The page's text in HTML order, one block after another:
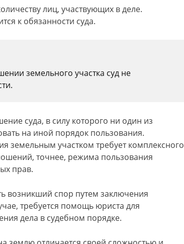
лиц, участвующих в деле.
к обязанности суда.
земельного участка суд не
суда, в силу которого ни один из
на иной порядок пользования.
земельным участком требует комплексного
точнее, режима пользования
прав.
возникший спор путем заключения
требуется помощь юриста для
дела в судебном порядке.